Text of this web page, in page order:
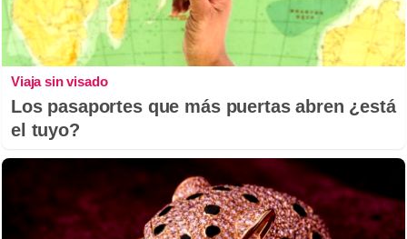
Viaja sin visado
Los pasaportes que más puertas abren ¿está
el tuyo?